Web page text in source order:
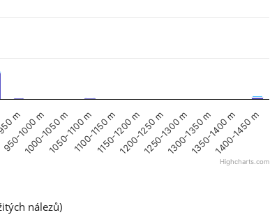
m
950-1000 m1000-1050 m1050-1100 m1100-1150 m1150-1200 m1200-1250 m1250-1300 m1300-1350 m1350-1400 m1400-1450 m
Highcharts.com
nálezů)